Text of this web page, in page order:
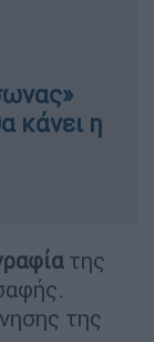
κάνει η
της
της